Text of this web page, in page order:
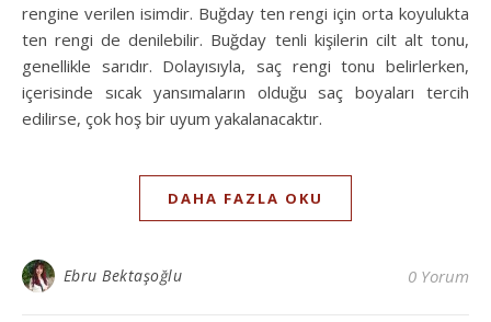
rengine verilen isimdir. Buğday ten rengi için orta koyulukta
ten rengi de denilebilir. Buğday tenli kişilerin cilt alt tonu,
genellikle sarıdır. Dolayısıyla, saç rengi tonu belirlerken,
içerisinde sıcak yansımaların olduğu saç boyaları tercih
edilirse, çok hoş bir uyum yakalanacaktır.
DAHA FAZLA OKU
Ebru Bektaşoğlu 0 Yorum